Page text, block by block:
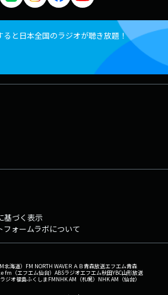
ると日本全国のラジオが聴き放題！
基づく表示
ォームラボについて
北海道） FM NORTH WAVEＲＡＢ青森放送エフエム青森
fm（エフエム仙台） ABSラジオエフエム秋田YBC山形放送
ラジオ福島ふくしまFMNHK AM（札幌） NHK AM（仙台）